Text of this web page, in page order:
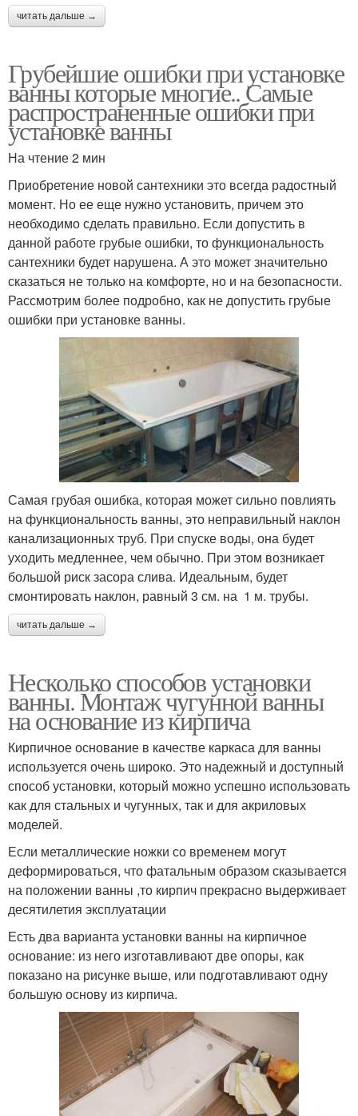
читать дальше →
Грубейшие ошибки при установке
ванны которые многие.. Самые
распространенные ошибки при
установке ванны
На чтение 2 мин
Приобретение новой сантехники это всегда радостный
момент. Но ее еще нужно установить, причем это
необходимо сделать правильно. Если допустить в
данной работе грубые ошибки, то функциональность
сантехники будет нарушена. А это может значительно
сказаться не только на комфорте, но и на безопасности.
Рассмотрим более подробно, как не допустить грубые
ошибки при установке ванны.
Самая грубая ошибка, которая может сильно повлиять
на функциональность ванны, это неправильный наклон
канализационных труб. При спуске воды, она будет
уходить медленнее, чем обычно. При этом возникает
большой риск засора слива. Идеальным, будет
смонтировать наклон, равный 3 см. на 1 м. трубы.
читать дальше →
Несколько способов установки
ванны. Монтаж чугунной ванны
на основание из кирпича
Кирпичное основание в качестве каркаса для ванны
используется очень широко. Это надежный и доступный
способ установки, который можно успешно использовать
как для стальных и чугунных, так и для акриловых
моделей.
Если металлические ножки со временем могут
деформироваться, что фатальным образом сказывается
на положении ванны ,то кирпич прекрасно выдерживает
десятилетия эксплуатации
Есть два варианта установки ванны на кирпичное
основание: из него изготавливают две опоры, как
показано на рисунке выше, или подготавливают одну
большую основу из кирпича.